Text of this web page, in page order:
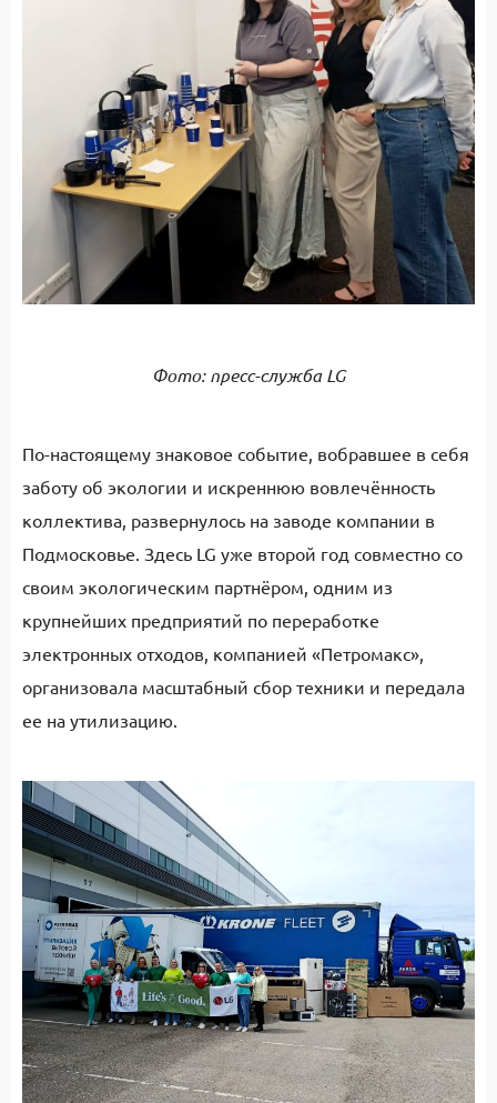
Фото: пресс-служба LG
По-настоящему знаковое событие, вобравшее в себя
заботу об экологии и искреннюю вовлечённость
коллектива, развернулось на заводе компании в
Подмосковье. Здесь LG уже второй год совместно со
своим экологическим партнёром, одним из
крупнейших предприятий по переработке
электронных отходов, компанией «Петромакс»,
организовала масштабный сбор техники и передала
ее на утилизацию.